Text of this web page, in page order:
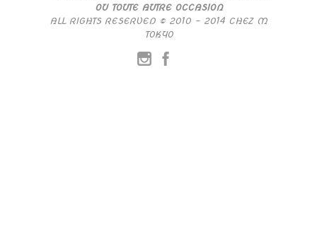
OU TOUTE AUTRE OCCASION
ALL RIGHTS RESERVED © 2010 – 2014 CHEZ M
TOKYO